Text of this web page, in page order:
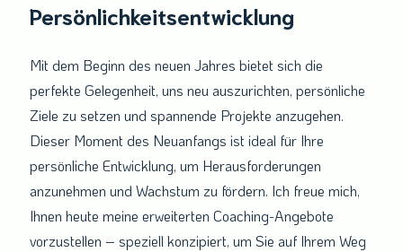
Persönlichkeitsentwicklung
Mit dem Beginn des neuen Jahres bietet sich die
perfekte Gelegenheit, uns neu auszurichten, persönliche
Ziele zu setzen und spannende Projekte anzugehen.
Dieser Moment des Neuanfangs ist ideal für Ihre
persönliche Entwicklung, um Herausforderungen
anzunehmen und Wachstum zu fördern. Ich freue mich,
Ihnen heute meine erweiterten Coaching-Angebote
vorzustellen – speziell konzipiert, um Sie auf Ihrem Weg